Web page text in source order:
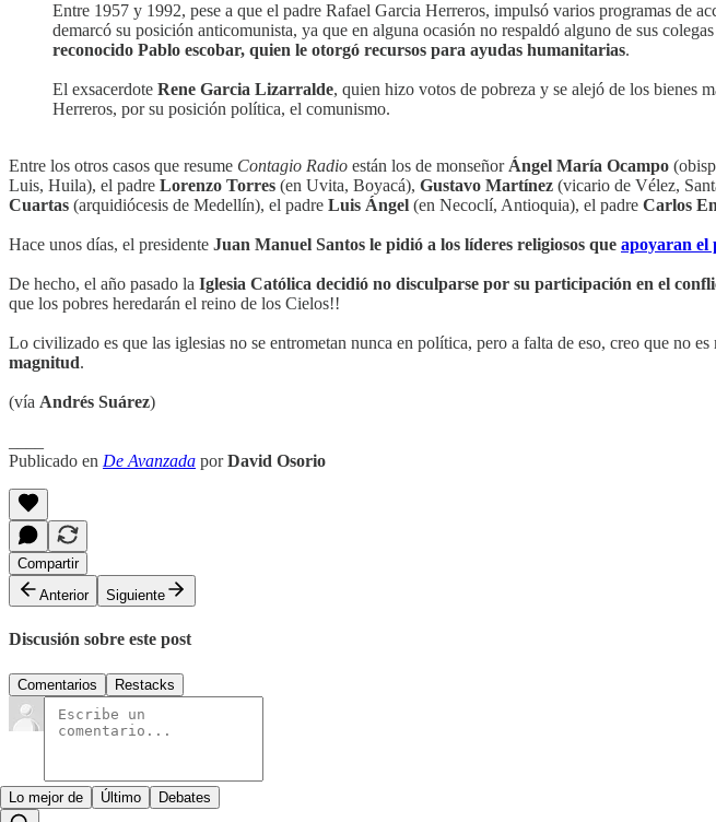
Entre 1957 y 1992, pese a que el padre Rafael Garcia Herreros, impulsó varios programas
demarcó su posición anticomunista, ya que en alguna ocasión no respaldó alguno de sus
reconocido Pablo escobar, quien le otorgó recursos para ayudas humanitarias.
El exsacerdote Rene Garcia Lizarralde, quien hizo votos de pobreza y se alejó de los bienes
Herreros, por su posición política, el comunismo.
Entre los otros casos que resume Contagio Radio están los de monseñor Ángel María Ocampo
Luis, Huila), el padre Lorenzo Torres (en Uvita, Boyacá), Gustavo Martínez (vicario de Vélez,
Cuartas (arquidiócesis de Medellín), el padre Luis Ángel (en Necoclí, Antioquia), el padre Carlos
Hace unos días, el presidente Juan Manuel Santos le pidió a los líderes religiosos que apoyaran el
De hecho, el año pasado la Iglesia Católica decidió no disculparse por su participación en el
que los pobres heredarán el reino de los Cielos!!
Lo civilizado es que las iglesias no se entrometan nunca en política, pero a falta de eso, creo que no es
magnitud.
(vía Andrés Suárez)
Publicado en De Avanzada porDavid Osorio
Compartir
Anterior
Siguiente
Discusión sobre este post
Comentarios Restacks
Lo mejor de Último Debates